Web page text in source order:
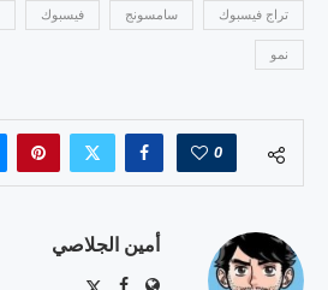
تراج فيسبوك سامسونج فيسبوك
نمو
0
أمين الجلاصي